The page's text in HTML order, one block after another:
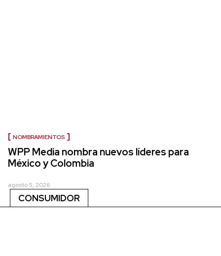
NOMBRAMIENTOS
WPP Media nombra nuevos líderes para
México y Colombia
agosto 5, 2026
CONSUMIDOR